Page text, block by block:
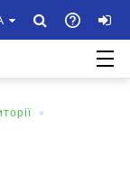
•